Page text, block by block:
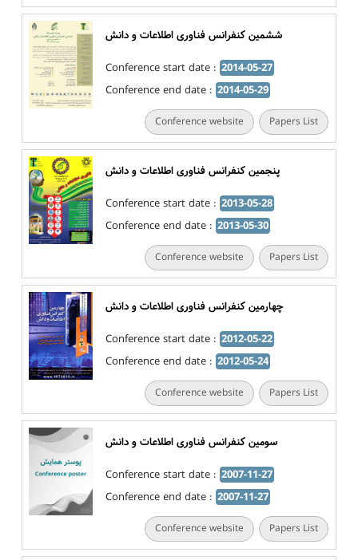
ششمین کنفرانس فناوری اطلاعات و دانش
Conference start date : 2014-05-27
Conference end date : 2014-05-29
Conference website Papers List
پنجمین کنفرانس فناوری اطلاعات و دانش
Conference start date : 2013-05-28
Conference end date : 2013-05-30
Conference website Papers List
چهارمین کنفرانس فناوری اطلاعات و دانش
Conference start date : 2012-05-22
Conference end date : 2012-05-24
Conference website Papers List
سومین کنفرانس فناوری اطلاعات و دانش
Conference start date : 2007-11-27
Conference end date : 2007-11-27
Conference website Papers List